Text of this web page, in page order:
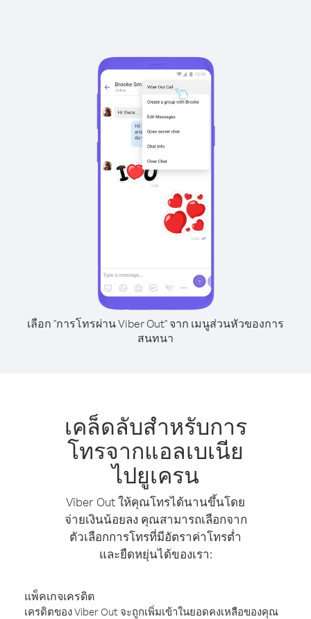
เลือก "การโทรผ่าน Viber Out" จาก เมนูส่วนหัวของการ
สนทนา
เคล็ดลับสำหรับการ
โทรจากแอลเบเนีย
ไปยูเครน
Viber Out ให้คุณโทรได้นานขึ้นโดย
จ่ายเงินน้อยลง คุณสามารถเลือกจาก
ตัวเลือกการโทรที่มีอัตราค่าโทรต่ำ
และยืดหยุ่นได้ของเรา:
แพ็คเกจเครดิต
เครดิตของ Viber Out จะถูกเพิ่มเข้าในยอดคงเหลือของคุณ